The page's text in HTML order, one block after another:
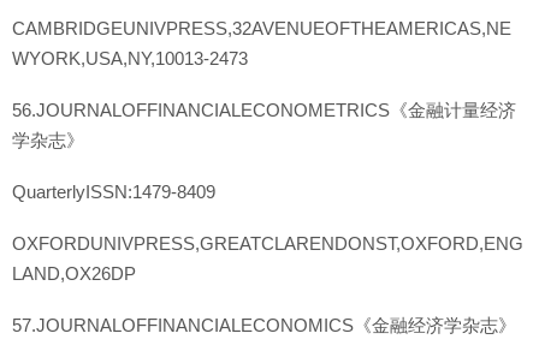
CAMBRIDGEUNIVPRESS,32AVENUEOFTHEAMERICAS,NE
WYORK,USA,NY,10013-2473
56.JOURNALOFFINANCIALECONOMETRICS《金融计量经济
学杂志》
QuarterlyISSN:1479-8409
OXFORDUNIVPRESS,GREATCLARENDONST,OXFORD,ENG
LAND,OX26DP
57.JOURNALOFFINANCIALECONOMICS《金融经济学杂志》